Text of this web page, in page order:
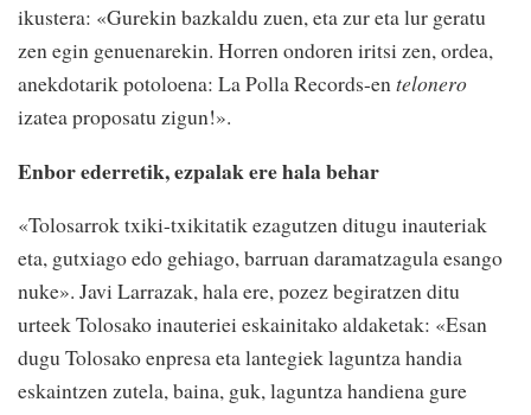
ikustera: «Gurekin bazkaldu zuen, eta zur eta lur geratu
zen egin genuenarekin. Horren ondoren iritsi zen, ordea,
anekdotarik potoloena: La Polla Records-entelonero
izatea proposatu zigun!».
Enbor ederretik, ezpalak ere hala behar
«Tolosarrok txiki-txikitatik ezagutzen ditugu inauteriak
eta, gutxiago edo gehiago, barruan daramatzagula esango
nuke». Javi Larrazak, hala ere, pozez begiratzen ditu
urteek Tolosako inauteriei eskainitako aldaketak: «Esan
dugu Tolosako enpresa eta lantegiek laguntza handia
eskaintzen zutela, baina, guk, laguntza handiena gure